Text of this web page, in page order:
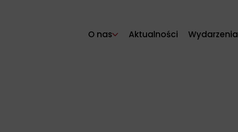
O nas Aktualności Wydarzenia